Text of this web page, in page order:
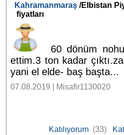
Kahramanmaraş /Elbistan
fiyatları
60 dönüm
ettim.3 ton kadar
yani el elde- baş başta...
07.08.2019 | Misafir1130020
Katılıyorum(33)